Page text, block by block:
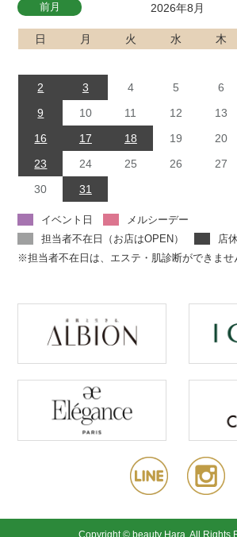
前月 2026年8月
日 月 火 水 木
2
3 4 5 6
9
10 11 12 13
16
17 18 19 20
23
24 25 26 27
30
31
イベント日
メルシーデー
担当者不在日（お店はOPEN）
店
※担当者不在日は、エステ・肌診断ができませ
Copyright © beauty Hara. All Rights